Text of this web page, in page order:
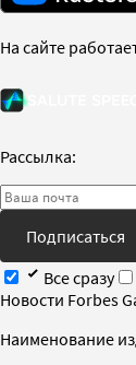
На сайте
Рассылка:
Подписаться
Все сразу
Новости Forbes
Наименование